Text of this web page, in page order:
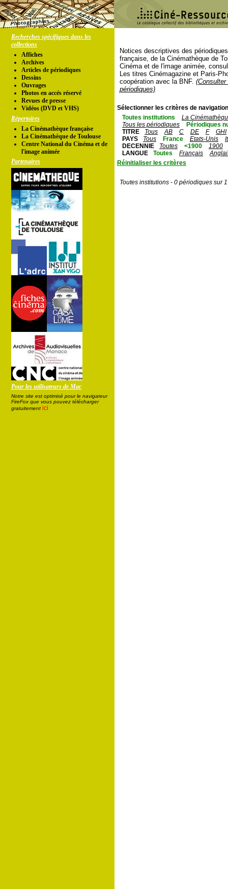
Recherches spécifiques dans les
collections
Affiches
Archives
Articles de périodiques
Dessins
Ouvrages
Photos en accés réservé
Revues de presse
Vidéos (DVD et VHS)
Répertoires
La Cinémathèque française
La Cinémathèque de Toulouse
Centre National du Cinéma et de
l'image animée
Partenaires
Pour les utilisateurs de Mac
Notre site est optimisé pour le navigateur
FireFox que vous pouvez télécharger
gratuitement ici
Notices descriptives des
française, de la Cinémathèque de
Cinéma et de l'image animée,
Les titres Cinémagazine et Paris-
coopération avec la BNF.
périodiques)
Sélectionner les critères de
Toutes institutions
La
Tous les périodiques
Périodiques
TITRE
Tous AB C DE F
GHI
PAYS
Tous France Etats-Unis
DECENNIE
Toutes <1900
1900
LANGUE
Toutes Français
Réinitialiser les critères
Toutes institutions - 0 périodiques sur